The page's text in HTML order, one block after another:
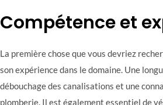
Compétence et
La première chose que vous devriez
son expérience dans le domaine. Une
débouchage des canalisations et une
plomberie. Il est également essentiel de